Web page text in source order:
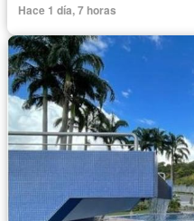
Hace 1 día, 7 horas